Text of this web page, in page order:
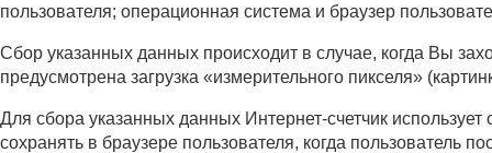
пользователя; операционная система и браузер
Сбор указанных данных происходит в случае, когда Вы
предусмотрена загрузка «измерительного пикселя»
Для сбора указанных данных Интернет-счетчик
сохранять в браузере пользователя, когда пользователь